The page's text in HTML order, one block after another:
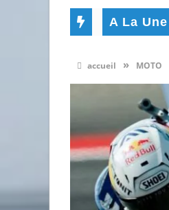
A La Une
accueil » MOTO